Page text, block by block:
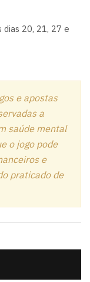
20, 21, 27 e
e apostas
a
saúde mental
o jogo pode
e
praticado de